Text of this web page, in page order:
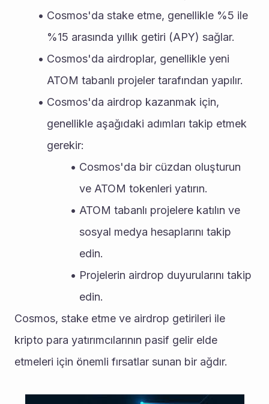
Cosmos'da stake etme, genellikle %5 ile
%15 arasında yıllık getiri (APY) sağlar.
Cosmos'da airdroplar, genellikle yeni
ATOM tabanlı projeler tarafından yapılır.
Cosmos'da airdrop kazanmak için,
genellikle aşağıdaki adımları takip etmek
gerekir:
Cosmos'da bir cüzdan oluşturun
ve ATOM tokenleri yatırın.
ATOM tabanlı projelere katılın ve
sosyal medya hesaplarını takip
edin.
Projelerin airdrop duyurularını takip
edin.
Cosmos, stake etme ve airdrop getirileri ile
kripto para yatırımcılarının pasif gelir elde
etmeleri için önemli fırsatlar sunan bir ağdır.